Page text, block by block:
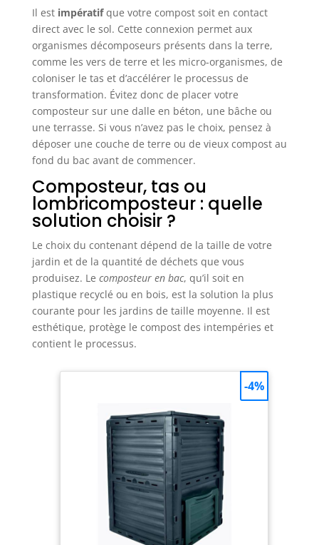
Il est impératifque votre compost soit en contact
direct avec le sol. Cette connexion permet aux
organismes décomposeurs présents dans la terre,
comme les vers de terre et les micro-organismes, de
coloniser le tas et d’accélérer le processus de
transformation. Évitez donc de placer votre
composteur sur une dalle en béton, une bâche ou
une terrasse. Si vous n’avez pas le choix, pensez à
déposer une couche de terre ou de vieux compost au
fond du bac avant de commencer.
Composteur, tas ou
lombricomposteur : quelle
solution choisir ?
Le choix du contenant dépend de la taille de votre
jardin et de la quantité de déchets que vous
produisez. Le composteur en bac, qu’il soit en
plastique recyclé ou en bois, est la solution la plus
courante pour les jardins de taille moyenne. Il est
esthétique, protège le compost des intempéries et
contient le processus.
-4%